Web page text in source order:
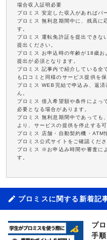
場合収入証明必要
プロミス 安定した収入があればパ
プロミス 無利息期間中に、残高に
す。
プロミス 運転免許証を提出できな
提出ください。
プロミス お申込時の年齢が18歳
提出が必須となります。
プロミス 記事内で紹介している全
も口コミと同様のサービス提供を
プロミス WEB完結で申込み、返
ん。
プロミス 借入希望額や条件によっ
必要となる場合があります。
プロミス 無利息期間中であっても
より、サービスの提供を停止する
プロミス 店舗・自動契約機・ATM
プロミス公式サイトをご確認くだ
プロミス ※お申込み時間や審査に
す。
プロミスに関する新着記
プ
手